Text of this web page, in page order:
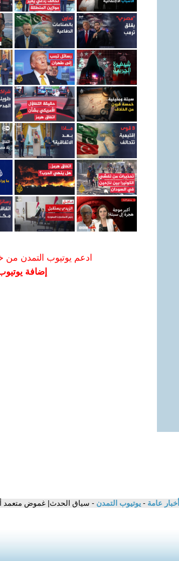
ادعم يوتيوب التمدن من
إضافة
أخبار عامة - يوتيوب التمدن - سياق الحدث| غموض متعمد